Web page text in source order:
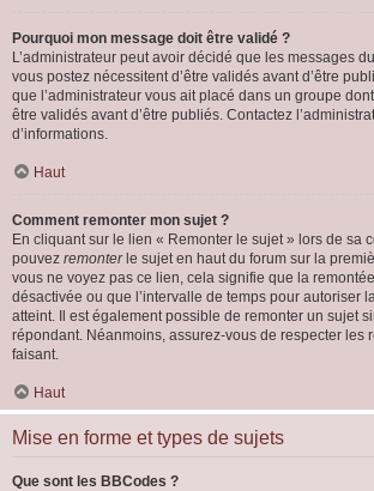
Pourquoi mon message doit être validé ?
L’administrateur peut avoir décidé que les messages
vous postez nécessitent d’être validés avant d’être
que l’administrateur vous ait placé dans un groupe
être validés avant d’être publiés. Contactez
d’informations.
Haut
Comment remonter mon sujet ?
En cliquant sur le lien « Remonter le sujet » lors de sa
pouvez remonterle sujet en haut du forum sur la
vous ne voyez pas ce lien, cela signifie que la
désactivée ou que l’intervalle de temps pour autoriser
atteint. Il est également possible de remonter un sujet
répondant. Néanmoins, assurez-vous de respecter les
faisant.
Haut
Mise en forme et types de sujets
Que sont les BBCodes ?